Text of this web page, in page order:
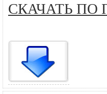
СКАЧАТЬ ПО